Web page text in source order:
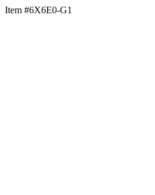
Item #6X6E0-G1